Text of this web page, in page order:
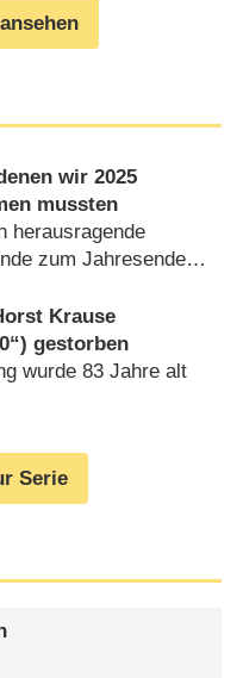
wir 2025
mussten
herausragende
zum Jahresende
Krause
gestorben
wurde 83 Jahre alt
Serie